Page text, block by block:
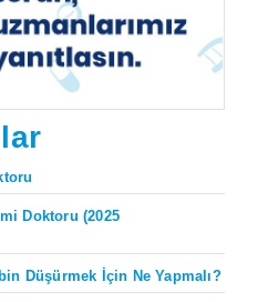
Doktoru (2025
Düşürmek İçin Ne Yapmalı?